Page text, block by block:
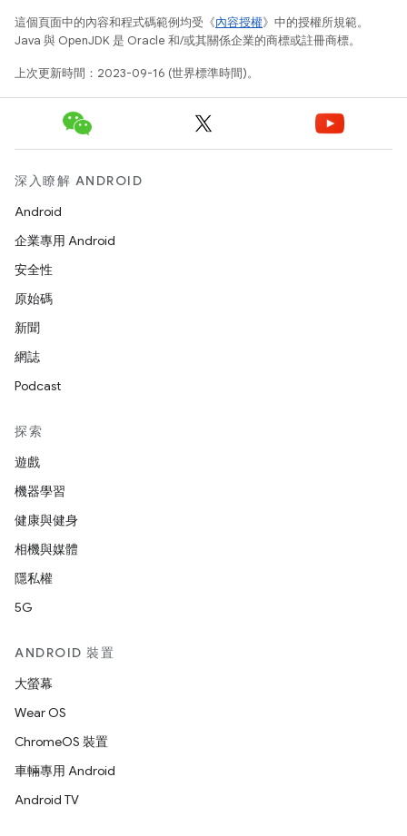
這個頁面中的內容和程式碼範例均受《內容授權》中的授權所規範。
Java 與 OpenJDK 是 Oracle 和/或其關係企業的商標或註冊商標。
上次更新時間：2023-09-16 (世界標準時間)。
深入瞭解 ANDROID
Android
企業專用 Android
安全性
原始碼
新聞
網誌
Podcast
探索
遊戲
機器學習
健康與健身
相機與媒體
隱私權
5G
ANDROID 裝置
大螢幕
Wear OS
ChromeOS 裝置
車輛專用 Android
Android TV